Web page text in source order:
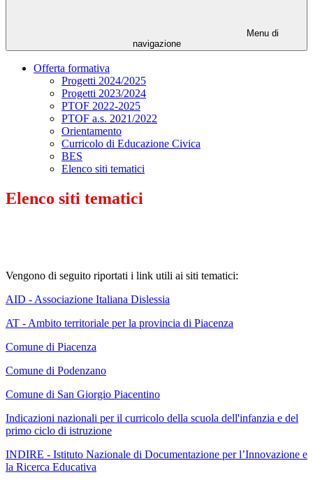
Menu di
navigazione
Offerta formativa
Progetti 2024/2025
Progetti 2023/2024
PTOF 2022-2025
PTOF a.s. 2021/2022
Orientamento
Curricolo di Educazione Civica
BES
Elenco siti tematici
Elenco siti tematici
Vengono di seguito riportati i link utili ai siti tematici:
AID - Associazione Italiana Dislessia
AT - Ambito territoriale per la provincia di Piacenza
Comune di Piacenza
Comune di Podenzano
Comune di San Giorgio Piacentino
Indicazioni nazionali per il curricolo della scuola dell'infanzia e del
primo ciclo di istruzione
INDIRE - Istituto Nazionale di Documentazione per l’Innovazione e
la Ricerca Educativa